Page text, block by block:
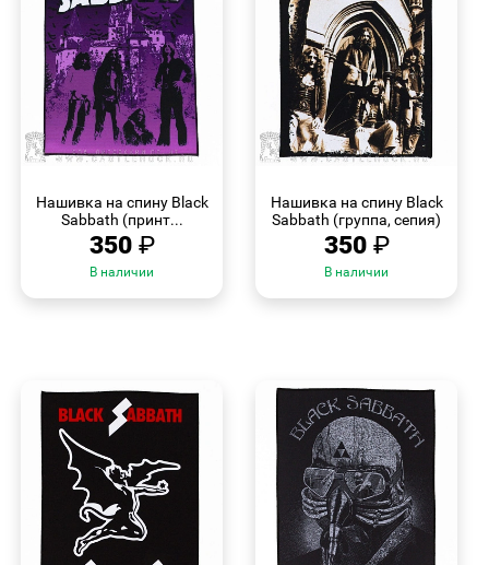
Нашивка на спину Black
Sabbath (принт...
350 ₽
В наличии
Нашивка на спину Black
Sabbath (группа, сепия)
350 ₽
В наличии